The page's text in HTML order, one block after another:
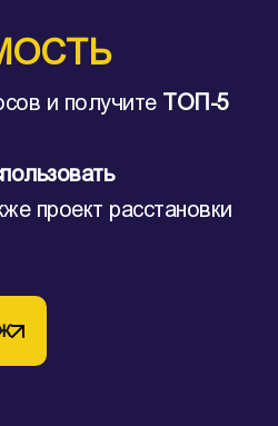
и получите ТОП-5
проект расстановки